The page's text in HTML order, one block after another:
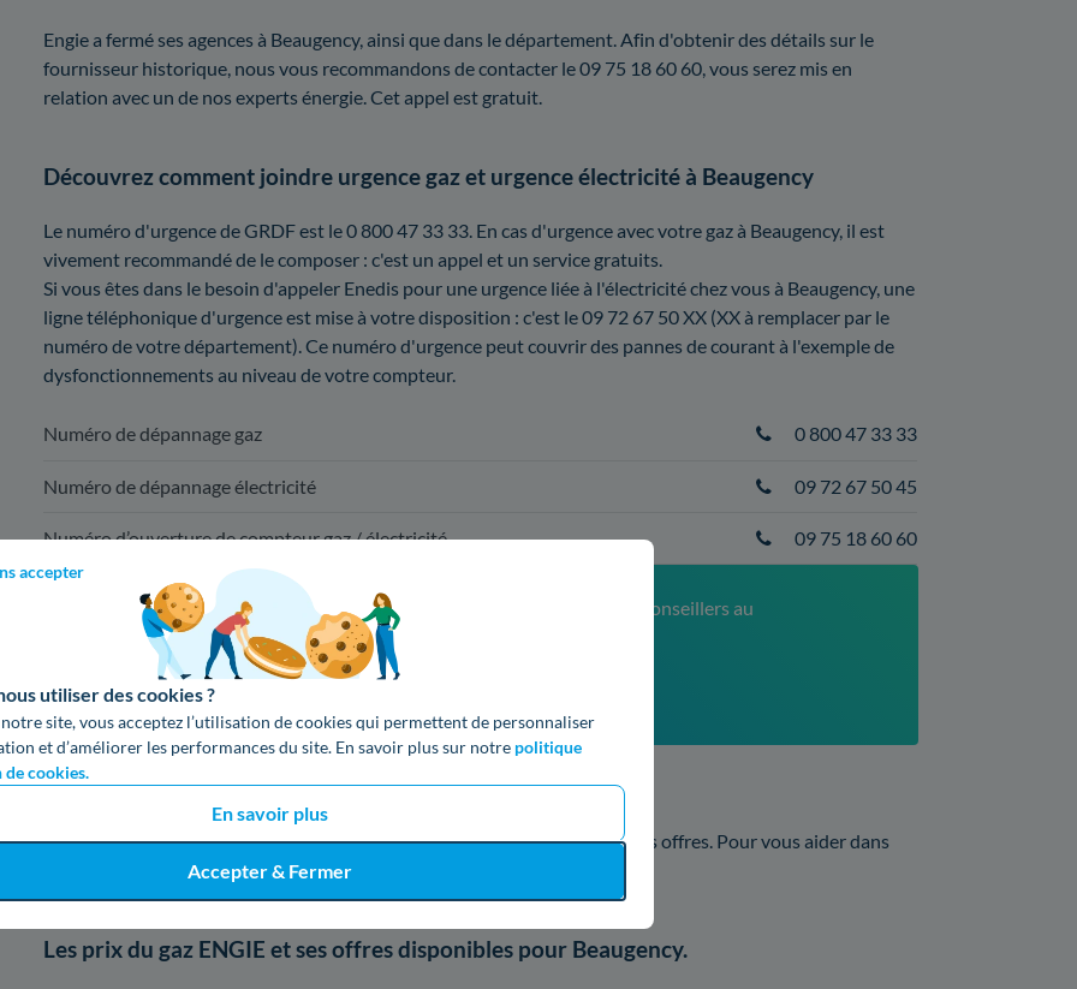
accepter
utiliser des cookies ?
site, vous acceptez l’utilisation de cookies qui permettent de personnaliser
et d’améliorer les performances du site. En savoir plus sur notre politique
cookies.
En savoir plus
Accepter & Fermer
Engie a fermé ses agences à Beaugency, ainsi que dans le département. Afin d'obtenir des détails sur le
fournisseur historique, nous vous recommandons de contacter le 09 75 18 60 60, vous serez mis en
relation avec un de nos experts énergie. Cet appel est gratuit.
Découvrez comment joindre urgence gaz et urgence électricité à Beaugency
Le numéro d'urgence de GRDF est le 0 800 47 33 33. En cas d'urgence avec votre gaz à Beaugency, il est
vivement recommandé de le composer : c'est un appel et un service gratuits.
Si vous êtes dans le besoin d'appeler Enedis pour une urgence liée à l'électricité chez vous à Beaugency, une
ligne téléphonique d'urgence est mise à votre disposition : c'est le 09 72 67 50 XX (XX à remplacer par le
numéro de votre département). Ce numéro d'urgence peut couvrir des pannes de courant à l'exemple de
dysfonctionnements au niveau de votre compteur.
Numéro de dépannage gaz 0 800 47 33 33
Numéro de dépannage électricité 09 72 67 50 45
Numéro d’ouverture de compteur gaz / électricité 09 75 18 60 60
Pour une mise en service à Beaugency, contactez nos conseillers au
2. Comparatif des différentes offres d'Engie ?
Pour satisfaire un maximum de foyers, Engie commercialise de nombreuses offres. Pour vous aider dans
vos démarches, voici les informations à avoir en tête.
Les prix du gaz ENGIE et ses offres disponibles pour Beaugency.